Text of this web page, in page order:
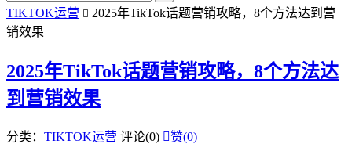
TIKTOK运营  2025年TikTok话题营销攻略，8个方法达到营
销效果
2025年TikTok话题营销攻略，8个方法达
到营销效果
分类： TIKTOK运营 评论(0) 赞(0)